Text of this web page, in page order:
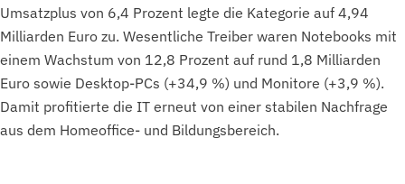
Umsatzplus von 6,4 Prozent legte die Kategorie auf 4,94
Milliarden Euro zu. Wesentliche Treiber waren Notebooks mit
einem Wachstum von 12,8 Prozent auf rund 1,8 Milliarden
Euro sowie Desktop-PCs (+34,9 %) und Monitore (+3,9 %).
Damit profitierte die IT erneut von einer stabilen Nachfrage
aus dem Homeoffice- und Bildungsbereich.